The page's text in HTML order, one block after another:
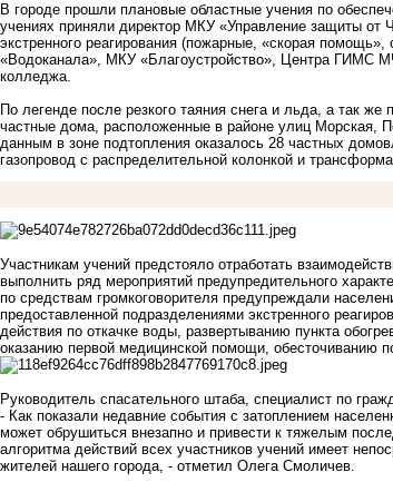
В городе прошли плановые областные учения по
учениях приняли директор МКУ «Управление защиты
экстренного реагирования (пожарные, «скорая
«Водоканала», МКУ «Благоустройство», Центра ГИМС
колледжа.
По легенде после резкого таяния снега и льда, а так
частные дома, расположенные в районе улиц
данным в зоне подтопления оказалось 28 частных
газопровод с распределительной колонкой и
Участникам учений предстояло отработать
выполнить ряд мероприятий предупредительного
по средствам громкоговорителя предупреждали
предоставленной подразделениями экстренного
действия по откачке воды, развертыванию пункта
оказанию первой медицинской помощи, обесточиванию
Руководитель спасательного штаба, специалист по
- Как показали недавние события с затоплением
может обрушиться внезапно и привести к тяжелым
алгоритма действий всех участников учений имеет
жителей нашего города, - отметил Олега Смоличев.